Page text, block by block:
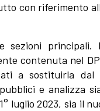
con riferimento
principali.
contenuta nel
a sostituirla
e analizza
luglio 2023, sia il